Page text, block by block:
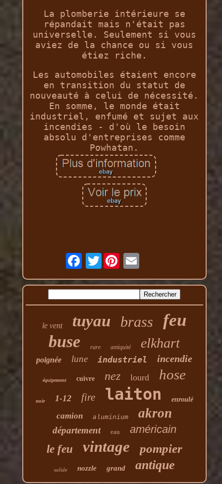
La plomberie intérieure se
répandait mais n'était pas
universelle. Seulement si vous
aviez de la chance ou si vous
étiez riche.
Les automobiles étaient encore
en transition du statut de
nouveauté à celui de nécessité.
En somme, le monde était
industriel, enfumé et sujet aux
incendies - d'où le besoin
absolu d'entreprises comme
Powhatan.
Twitter
le vent tuyau brass feu
buse rare antiquité elkhart
poignée lune industriel incendie
équipement cuivre nez lourd hose
noir 1-12 fire laiton enroulé
camion aluminium akron
département eau
américain
le feu
vintage pompier
solide nozzle grand antique